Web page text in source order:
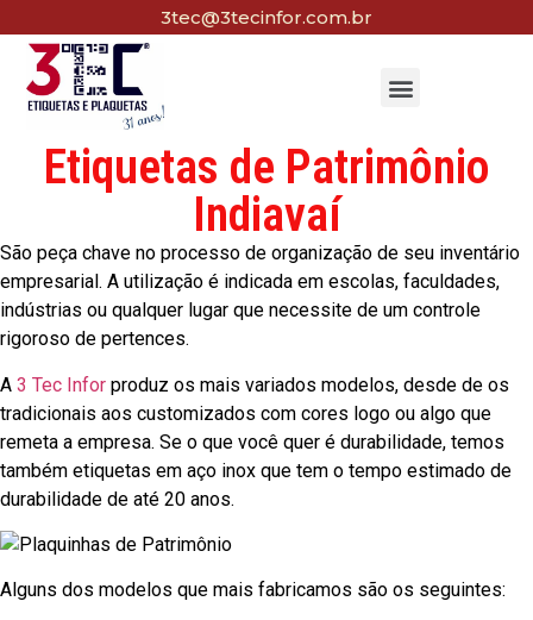
3tec@3tecinfor.com.br
Etiquetas de Patrimônio
Indiavaí
São peça chave no processo de organização de seu inventário
empresarial. A utilização é indicada em escolas, faculdades,
indústrias ou qualquer lugar que necessite de um controle
rigoroso de pertences.
A 3 Tec Infor produz os mais variados modelos, desde de os
tradicionais aos customizados com cores logo ou algo que
remeta a empresa. Se o que você quer é durabilidade, temos
também etiquetas em aço inox que tem o tempo estimado de
durabilidade de até 20 anos.
Alguns dos modelos que mais fabricamos são os seguintes: